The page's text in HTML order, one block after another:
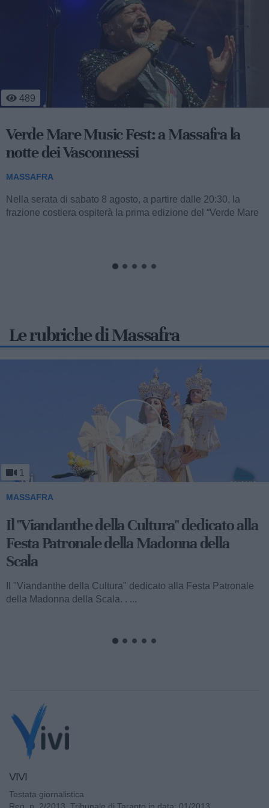
4
Massafra sul podio: la 13enne Francesca
Nitti è d'oro
MASSAFRA
A soli 13 anni, la giovanissima atleta massafrese Francesca
Nitti, portacolori del Settore Giovanile FITAV Regione
Le rubriche di Massafra
1
MASSAFRA
Viandanthe della Cultura: la "Chiesa
Rupestre della Buona Nuova"
Ecco a voi il terzo speciale del "Viandanthe della Cultura"
dedicato alla Madonna della Scala. Vi porteremo alla
scoperta della "Chiesa...
VIVI
Testata giornalistica
Reg. n. 2/2013, Tribunale di Taranto in data: 01/2013